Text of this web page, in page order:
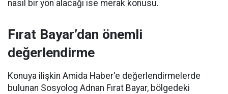
nasıl bir yön alacağı ise merak konusu.
Fırat Bayar’dan önemli
değerlendirme
Konuya ilişkin Amida Haber'e değerlendirmelerde
bulunan Sosyolog Adnan Fırat Bayar, bölgedeki